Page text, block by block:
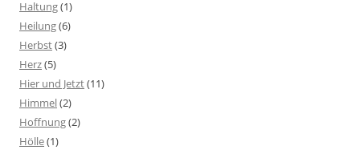
Haltung(1)
Heilung(6)
Herbst(3)
Herz(5)
Hier und Jetzt(11)
Himmel(2)
Hoffnung(2)
Hölle(1)